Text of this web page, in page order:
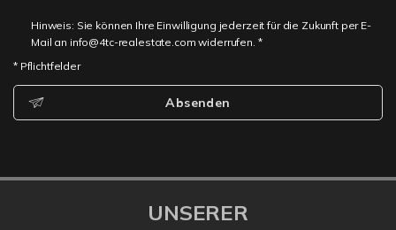
Hinweis: Sie können Ihre Einwilligung jederzeit für die Zukunft per E-
Mail an info@4tc-realestate.com widerrufen. *
* Pflichtfelder
Absenden
UNSERER